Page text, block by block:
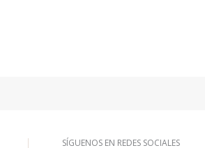
SÍGUENOS EN REDES SOCIALES